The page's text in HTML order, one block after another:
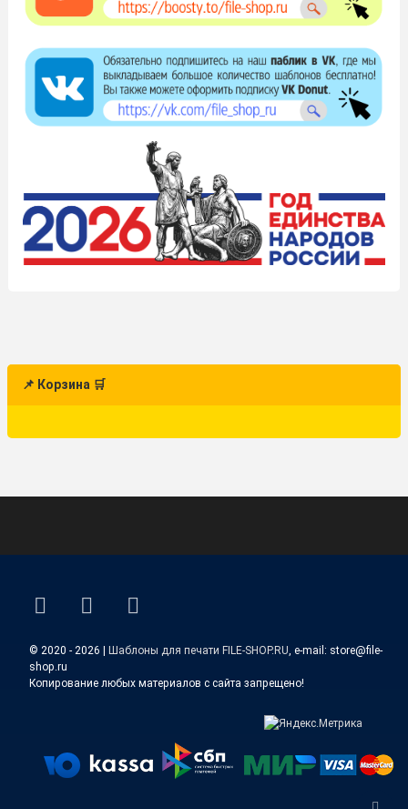
📌 Корзина 🛒
ВКонтакте
YouTube
E-mail
© 2020 - 2026 | Шаблоны для печати FILE-SHOP.RU , e-mail: store@file-
shop.ru
Копирование любых материалов с сайта запрещено!